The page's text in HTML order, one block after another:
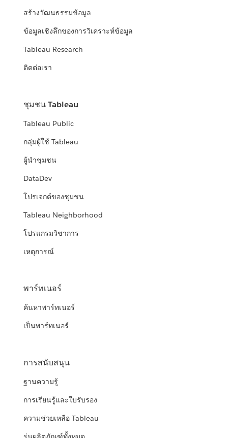
สร้างวัฒนธรรมข้อมูล
ข้อมูลเชิงลึกของการวิเคราะห์ข้อมูล
Tableau Research
ติดต่อเรา
ชุมชน Tableau
Tableau Public
กลุ่มผู้ใช้ Tableau
ผู้นำชุมชน
DataDev
โปรเจกต์ของชุมชน
Tableau Neighborhood
โปรแกรมวิชาการ
เหตุการณ์
พาร์ทเนอร์
ค้นหาพาร์ทเนอร์
เป็นพาร์ทเนอร์
การสนับสนุน
ฐานความรู้
การเรียนรู้และใบรับรอง
ความช่วยเหลือ Tableau